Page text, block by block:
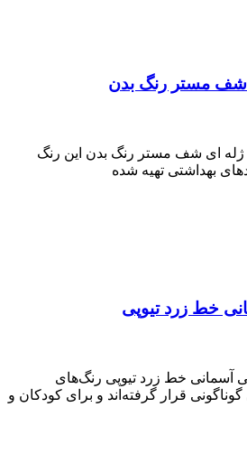
رنگ 20 گرمی ژله ای شف مستر رنگ بدن این رنگ
بهداشتی تهیه شده
خط زرد تیوپی
آسمانی خط زرد تیوپی رنگ‌های
قرار گرفته‌اند و برای کودکان و